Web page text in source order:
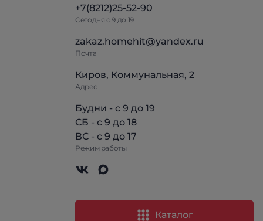
+7(8212)25-52-90
Сегодня с 9 до 19
zakaz.homehit@yandex.ru
Почта
Киров, Коммунальная, 2
Адрес
Будни - с 9 до 19
СБ - с 9 до 18
ВС - с 9 до 17
Режим работы
Каталог